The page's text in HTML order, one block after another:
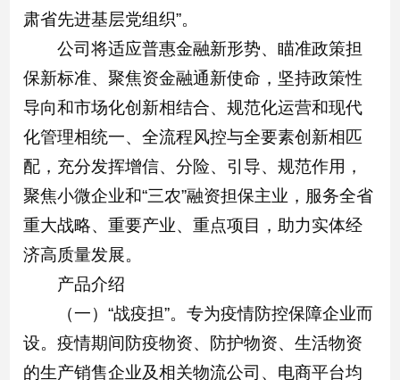
肃省先进基层党组织”。
公司将适应普惠金融新形势、瞄准政策担
保新标准、聚焦资金融通新使命，坚持政策性
导向和市场化创新相结合、规范化运营和现代
化管理相统一、全流程风控与全要素创新相匹
配，充分发挥增信、分险、引导、规范作用，
聚焦小微企业和“三农”融资担保主业，服务全省
重大战略、重要产业、重点项目，助力实体经
济高质量发展。
产品介绍
（一）“战疫担”。专为疫情防控保障企业而
设。疫情期间防疫物资、防护物资、生活物资
的生产销售企业及相关物流公司、电商平台均